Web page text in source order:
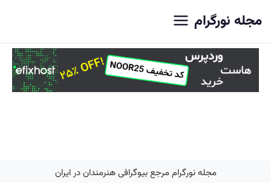
مجله نورگرام
مجله نورگرام مرجع بیوگرافی هنرمندان در ایران